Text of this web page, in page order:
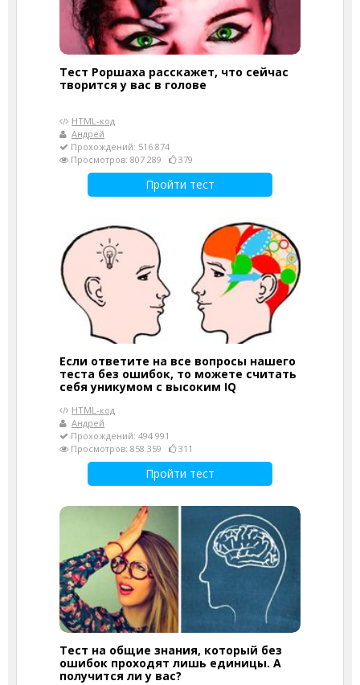
Тест Роршаха расскажет, что сейчас
творится у вас в голове
HTML-код
Андрей
Прохождений: 516 874
Просмотров: 807 289
379
Пройти тест
Если ответите на все вопросы нашего
теста без ошибок, то можете считать
себя уникумом с высоким IQ
HTML-код
Андрей
Прохождений: 494 991
Просмотров: 858 359
311
Пройти тест
Тест на общие знания, который без
ошибок проходят лишь единицы. А
получится ли у вас?